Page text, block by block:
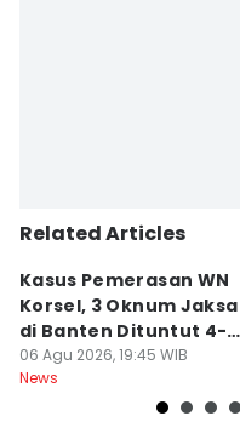
Related Articles
Kasus Pemerasan WN
Korsel, 3 Oknum Jaksa
di Banten Dituntut 4-5
Tahun
06 Agu 2026, 19:45 WIB
News